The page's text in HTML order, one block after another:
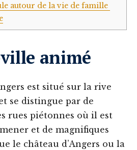
autour de la vie de famille
animé
est situé sur la rive
se distingue par de
rues piétonnes où il est
et de magnifiques
le château d’Angers ou la